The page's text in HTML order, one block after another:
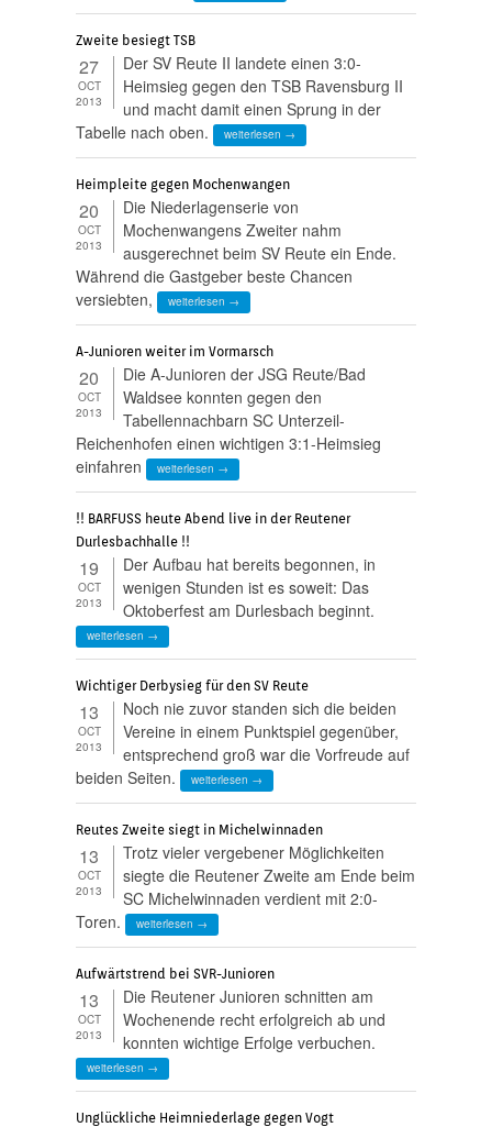
Zweite besiegt TSB
27
OCT
2013
Der SV Reute II landete einen 3:0-
Heimsieg gegen den TSB Ravensburg II
und macht damit einen Sprung in der
Tabelle nach oben.
weiterlesen →
Heimpleite gegen Mochenwangen
20
OCT
2013
Die Niederlagenserie von
Mochenwangens Zweiter nahm
ausgerechnet beim SV Reute ein Ende.
Während die Gastgeber beste Chancen
versiebten,
weiterlesen →
A-Junioren weiter im Vormarsch
20
OCT
2013
Die A-Junioren der JSG Reute/Bad
Waldsee konnten gegen den
Tabellennachbarn SC Unterzeil-
Reichenhofen einen wichtigen 3:1-Heimsieg
einfahren
weiterlesen →
!! BARFUSS heute Abend live in der Reutener
Durlesbachhalle !!
19
OCT
2013
Der Aufbau hat bereits begonnen, in
wenigen Stunden ist es soweit: Das
Oktoberfest am Durlesbach beginnt.
weiterlesen →
Wichtiger Derbysieg für den SV Reute
13
OCT
2013
Noch nie zuvor standen sich die beiden
Vereine in einem Punktspiel gegenüber,
entsprechend groß war die Vorfreude auf
beiden Seiten.
weiterlesen →
Reutes Zweite siegt in Michelwinnaden
13
OCT
2013
Trotz vieler vergebener Möglichkeiten
siegte die Reutener Zweite am Ende beim
SC Michelwinnaden verdient mit 2:0-
Toren.
weiterlesen →
Aufwärtstrend bei SVR-Junioren
13
OCT
2013
Die Reutener Junioren schnitten am
Wochenende recht erfolgreich ab und
konnten wichtige Erfolge verbuchen.
weiterlesen →
Unglückliche Heimniederlage gegen Vogt